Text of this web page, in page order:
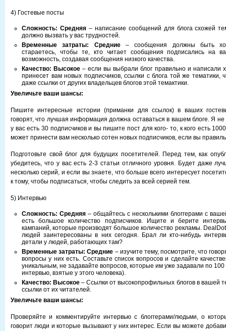
4) Гостевые посты
Сложность: Средняя– написание сообщений для блога схожей
должно вызвать у вас трудностей.
Временные затраты: Средние– сообщения должны быть
стараетесь, чтобы те, кто читает сообщения подписались на
возможность, создавая сообщения низкого качества.
Качество: Высокое – если вы выбрали блог правильно и написали
принесет вам новых подписчиков, ссылки с блога той же тематики,
даже ссылки от других владельцев блогов этой темактики.
Увеличьте ваши шансы:
Пишите интересные истории (приманки для ссылок) в ваших
говорят, что лучшая информация должна оставаться в вашем блоге. Я не
у вас есть 30 подписчиков и вы пишите пост для кого- то, к кого есть
может принести вам несколько сотен новых подписчиков, если вы
Подготовьте свой блог для будущих посетителей. Перед тем, как
убедитесь, что у вас есть 2-3 статьи отличного уровня. Будет даже
несколько серий, и если вы знаете, что больше всего интересует
к тому, чтобы подписаться, чтобы следить за всей серией тем.
5) Интервью
Сложность: Средняя – общайтесь с несколькими блоггерами с
есть большое количество подписчиков. Ищите и берите
кампаний, которые производят большое количество рекламы.
людей заинтересованы в них сегодня. Брал ли кто-нибудь
детали у людей, работающих там?
Временные затраты: Средние – изучите тему, посмотрите, что
вопросы у них есть. Составьте список вопросов и сделайте
уникальным, не задавайте вопросов, которые им уже задавали по 100
интервью, взятые у этого человека).
Качество: Высокое – Ссылки от высокопрофильных блогов в вашей
ссылки от их читателей.
Увеличьте ваши шансы:
Проверяйте и комментируйте интервью с блоггерами/людьми, о
говорит люди и которые вызывают у них интерес. Если вы можете